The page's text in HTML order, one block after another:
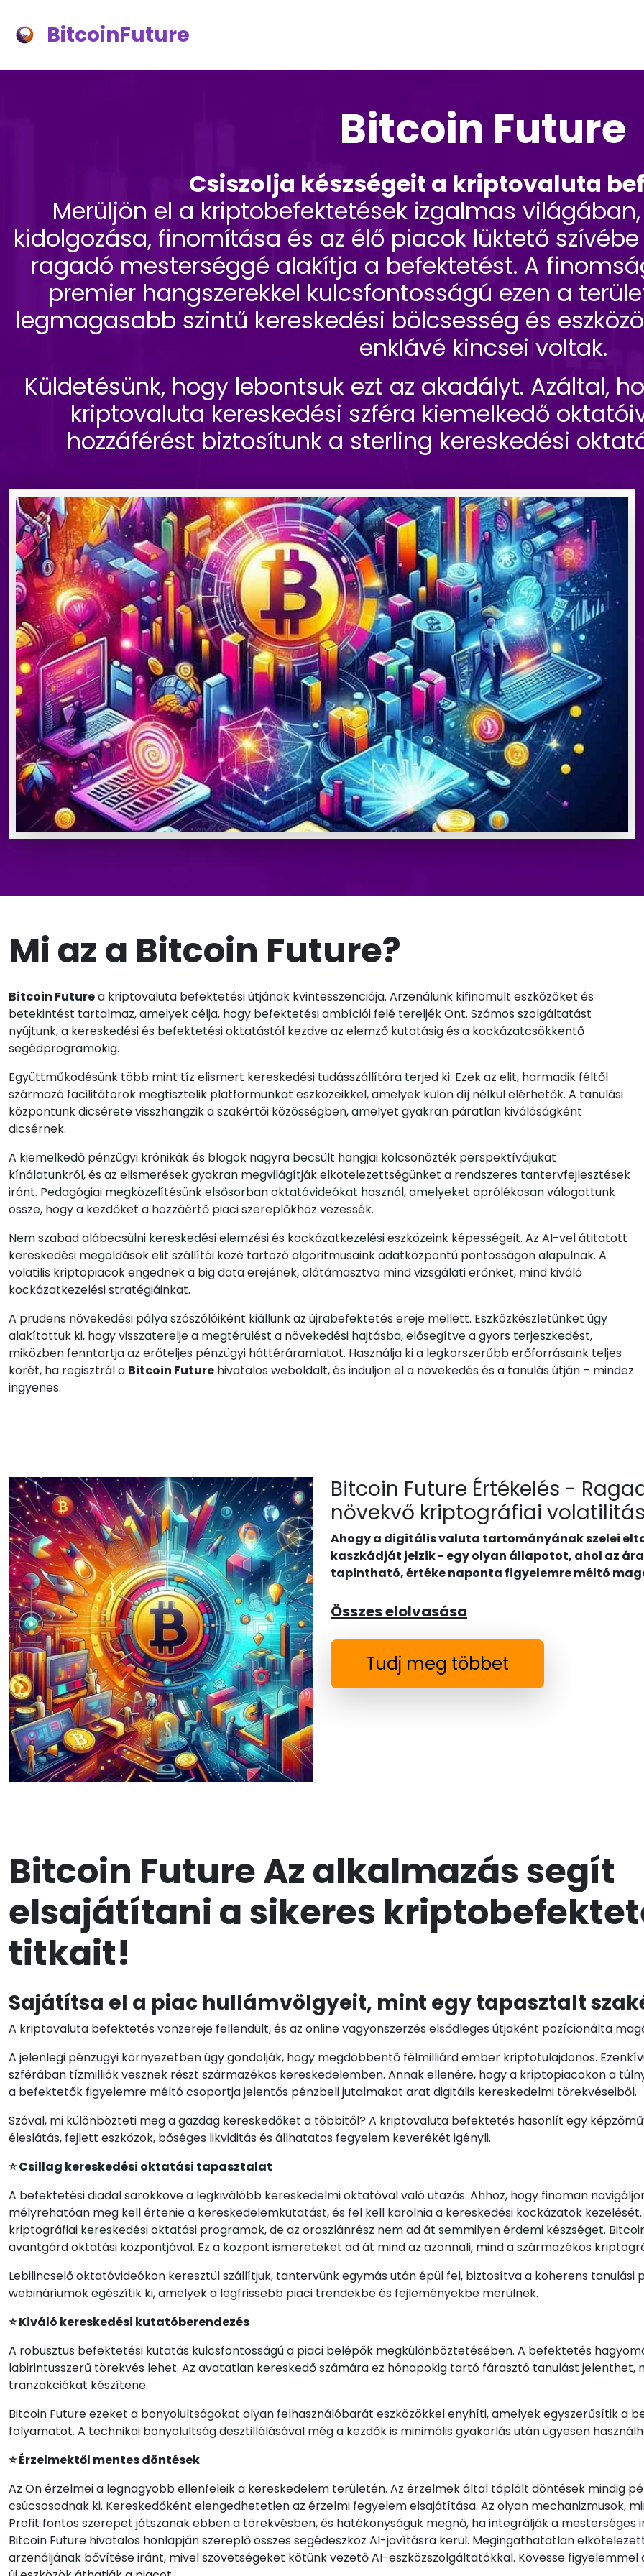
BitcoinFuture
Bitcoin Future
Csiszolja készségeit a kriptovaluta
Merüljön el a kriptobefektetések izgalmas
kidolgozása, finomítása és az élő piacok lüktető
ragadó mesterséggé alakítja a befektetést. A
premier hangszerekkel kulcsfontosságú ezen a
legmagasabb szintű kereskedési bölcsesség és
enklávé kincsei voltak.
Küldetésünk, hogy lebontsuk ezt az akadályt. Azáltal,
kriptovaluta kereskedési szféra kiemelkedő
hozzáférést biztosítunk a sterling kereskedési
Mi az a Bitcoin Future?
Bitcoin Futurea kriptovaluta befektetési útjának kvintesszenciája. Arzenálunk kifinomult eszközöket és
betekintést tartalmaz, amelyek célja, hogy befektetési ambíciói felé tereljék Önt. Számos szolgáltatást
nyújtunk, a kereskedési és befektetési oktatástól kezdve az elemző kutatásig és a kockázatcsökkentő
segédprogramokig.
Együttműködésünk több mint tíz elismert kereskedési tudásszállítóra terjed ki. Ezek az elit, harmadik féltől
származó facilitátorok megtisztelik platformunkat eszközeikkel, amelyek külön díj nélkül elérhetők. A tanulási
központunk dicsérete visszhangzik a szakértői közösségben, amelyet gyakran páratlan kiválóságként
dicsérnek.
A kiemelkedő pénzügyi krónikák és blogok nagyra becsült hangjai kölcsönözték perspektívájukat
kínálatunkról, és az elismerések gyakran megvilágítják elkötelezettségünket a rendszeres tantervfejlesztések
iránt. Pedagógiai megközelítésünk elsősorban oktatóvideókat használ, amelyeket aprólékosan válogattunk
össze, hogy a kezdőket a hozzáértő piaci szereplőkhöz vezessék.
Nem szabad alábecsülni kereskedési elemzési és kockázatkezelési eszközeink képességeit. Az AI-vel átitatott
kereskedési megoldások elit szállítói közé tartozó algoritmusaink adatközpontú pontosságon alapulnak. A
volatilis kriptopiacok engednek a big data erejének, alátámasztva mind vizsgálati erőnket, mind kiváló
kockázatkezelési stratégiáinkat.
A prudens növekedési pálya szószólóiként kiállunk az újrabefektetés ereje mellett. Eszközkészletünket úgy
alakítottuk ki, hogy visszaterelje a megtérülést a növekedési hajtásba, elősegítve a gyors terjeszkedést,
miközben fenntartja az erőteljes pénzügyi háttéráramlatot. Használja ki a legkorszerűbb erőforrásaink teljes
körét, ha regisztrál a Bitcoin Future hivatalos weboldalt, és induljon el a növekedés és a tanulás útján – mindez
ingyenes.
Bitcoin Future Értékelés -
növekvő kriptográfiai
Ahogy a digitális valuta tartományának szelei
kaszkádját jelzik - egy olyan állapotot, ahol az
tapintható, értéke naponta figyelemre méltó
Összes elolvasása
Tudj meg többet
Bitcoin Future Az alkalmazás segít
elsajátítani a sikeres
titkait!
Sajátítsa el a piac hullámvölgyeit, mint egy tapasztalt
A kriptovaluta befektetés vonzereje fellendült, és az online vagyonszerzés elsődleges útjaként pozícionálta
A jelenlegi pénzügyi környezetben úgy gondolják, hogy megdöbbentő félmilliárd ember kriptotulajdonos.
szférában tízmilliók vesznek részt származékos kereskedelemben. Annak ellenére, hogy a kriptopiacokon a
a befektetők figyelemre méltó csoportja jelentős pénzbeli jutalmakat arat digitális kereskedelmi törekvéseiből.
Szóval, mi különbözteti meg a gazdag kereskedőket a többitől? A kriptovaluta befektetés hasonlít egy
éleslátás, fejlett eszközök, bőséges likviditás és állhatatos fegyelem keverékét igényli.
⭐ Csillag kereskedési oktatási tapasztalat
A befektetési diadal sarokköve a legkiválóbb kereskedelmi oktatóval való utazás. Ahhoz, hogy finoman
mélyrehatóan meg kell értenie a kereskedelemkutatást, és fel kell karolnia a kereskedési kockázatok
kriptográfiai kereskedési oktatási programok, de az oroszlánrész nem ad át semmilyen érdemi készséget.
avantgárd oktatási központjával. Ez a központ ismereteket ad át mind az azonnali, mind a származékos
Lebilincselő oktatóvideókon keresztül szállítjuk, tantervünk egymás után épül fel, biztosítva a koherens tanulási
webináriumok egészítik ki, amelyek a legfrissebb piaci trendekbe és fejleményekbe merülnek.
⭐ Kiváló kereskedési kutatóberendezés
A robusztus befektetési kutatás kulcsfontosságú a piaci belépők megkülönböztetésében. A befektetés
labirintusszerű törekvés lehet. Az avatatlan kereskedő számára ez hónapokig tartó fárasztó tanulást jelenthet,
tranzakciókat készítene.
Bitcoin Future ezeket a bonyolultságokat olyan felhasználóbarát eszközökkel enyhíti, amelyek egyszerűsítik a
folyamatot. A technikai bonyolultság desztillálásával még a kezdők is minimális gyakorlás után ügyesen
⭐ Érzelmektől mentes döntések
Az Ön érzelmei a legnagyobb ellenfeleik a kereskedelem területén. Az érzelmek által táplált döntések mindig
csúcsosodnak ki. Kereskedőként elengedhetetlen az érzelmi fegyelem elsajátítása. Az olyan mechanizmusok,
Profit fontos szerepet játszanak ebben a törekvésben, és hatékonyságuk megnő, ha integrálják a mesterséges
Bitcoin Future hivatalos honlapján szereplő összes segédeszköz AI-javításra kerül. Megingathatatlan
arzenáljának bővítése iránt, mivel szövetségeket kötünk vezető AI-eszközszolgáltatókkal. Kövesse figyelemmel